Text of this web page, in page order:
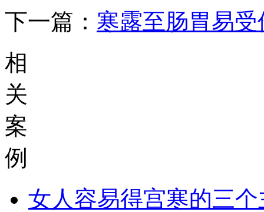
下一篇： 寒露至肠胃易
相
关
案
例
女人容易得宫寒的三